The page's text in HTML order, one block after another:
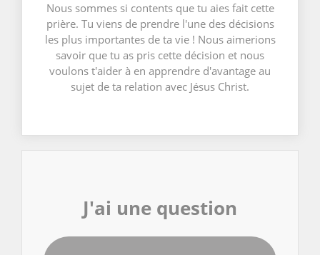
Nous sommes si contents que tu aies fait cette
prière. Tu viens de prendre l'une des décisions
les plus importantes de ta vie ! Nous aimerions
savoir que tu as pris cette décision et nous
voulons t'aider à en apprendre d'avantage au
sujet de ta relation avec Jésus Christ.
J'ai une question